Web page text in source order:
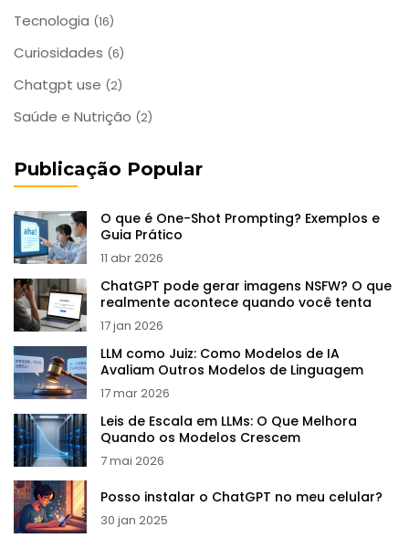
Tecnologia (16)
Curiosidades (6)
Chatgpt use (2)
Saúde e Nutrição (2)
Publicação Popular
O que é One-Shot Prompting? Exemplos e
Guia Prático
11 abr 2026
ChatGPT pode gerar imagens NSFW? O que
realmente acontece quando você tenta
17 jan 2026
LLM como Juiz: Como Modelos de IA
Avaliam Outros Modelos de Linguagem
17 mar 2026
Leis de Escala em LLMs: O Que Melhora
Quando os Modelos Crescem
7 mai 2026
Posso instalar o ChatGPT no meu celular?
30 jan 2025